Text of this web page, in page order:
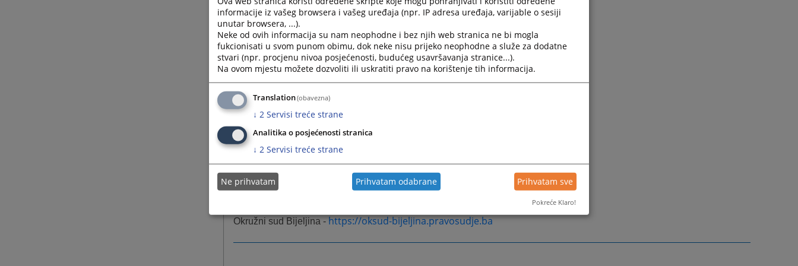
Ustavni sud Federacije BiH -
Vrhovni sud Federacije BiH -
Okružno tužilaštvo Banja Luka -
Okružno tužilaštvo Bijeljina -
Okružni sud Banja Luka - https://oksud-banjaluka.pravosudje.ba
Okružni sud Bijeljina - https://oksud-bijeljina.pravosudje.ba
informacije iz vašeg browsera i vašeg uređaja (npr. IP adresa uređaja, varijable o sesiji
unutar browsera, ...).
Neke od ovih informacija su nam neophodne i bez njih web stranica ne bi mogla
fukcionisati u svom punom obimu, dok neke nisu prijeko neophodne a služe za dodatne
stvari (npr. procjenu nivoa posjećenosti, budućeg usavršavanja stranice...).
Na ovom mjestu možete dozvoliti ili uskratiti pravo na korištenje tih informacija.
Translation(obavezna)
↓ 2 Servisi treće strane
Analitika o posjećenosti stranica
↓ 2 Servisi treće strane
Ne prihvatam Prihvatam odabrane Prihvatam sve
Pokreće Klaro!